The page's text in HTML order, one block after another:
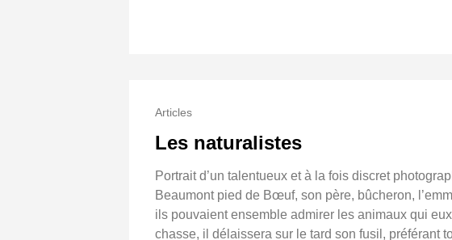
Articles
Les naturalistes
Portrait d’un talentueux et à la fois discret
Beaumont pied de Bœuf, son père, bûcheron,
ils pouvaient ensemble admirer les animaux qui
chasse, il délaissera sur le tard son fusil, préférant